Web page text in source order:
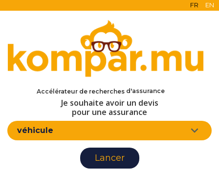
FR EN
Accélérateur de recherches
en ligne
d'assurance
Je souhaite avoir un devis
pour une assurance
véhicule
Lancer